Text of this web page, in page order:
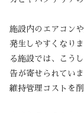
施設内のエアコン
発生しやすくなり
る施設では、こう
告が寄せられてい
維持管理コストを